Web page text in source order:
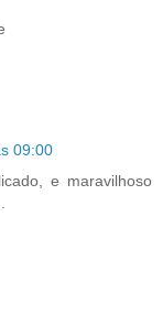
09:00
e maravilhoso